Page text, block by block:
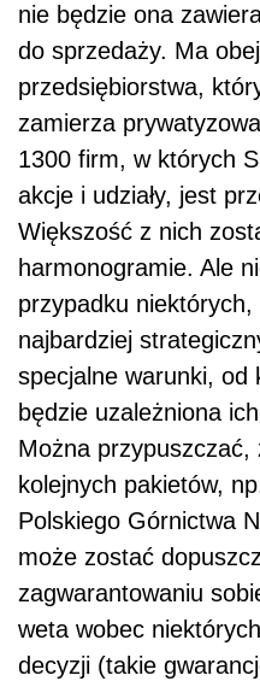
nie będzie ona
do sprzedaży. Ma
przedsiębiorstwa,
zamierza
1300 firm, w których
akcje i udziały, jest
Większość z nich
harmonogramie. Ale
przypadku
najbardziej
specjalne warunki, od
będzie uzależniona
Można przypuszczać,
kolejnych pakietów,
Polskiego Górnictwa
może zostać
zagwarantowaniu
weta wobec
decyzji (takie